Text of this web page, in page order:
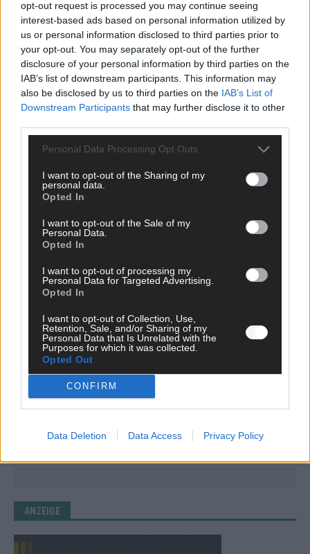
opt-out request is processed you may continue seeing
interest-based ads based on personal information utilized by
us or personal information disclosed to third parties prior to
your opt-out. You may separately opt-out of the further
disclosure of your personal information by third parties on the
IAB’s list of downstream participants. This information may
also be disclosed by us to third parties on the IAB’s List of
Downstream Participants that may further disclose it to other
Personal Data Processing Opt Outs
I want to opt-out of the Sharing of my
personal data.
Opted In
I want to opt-out of the Sale of my
Personal Data.
Opted In
I want to opt-out of processing my
Personal Data for Targeted Advertising.
Opted In
I want to opt-out of Collection, Use,
Retention, Sale, and/or Sharing of my
Personal Data that Is Unrelated with the
Purposes for which it was collected.
Opted Out
CONFIRM
Data Deletion Data Access Privacy Policy
KEINE NEWS MEHR VERPASSEN
ANZEIGE